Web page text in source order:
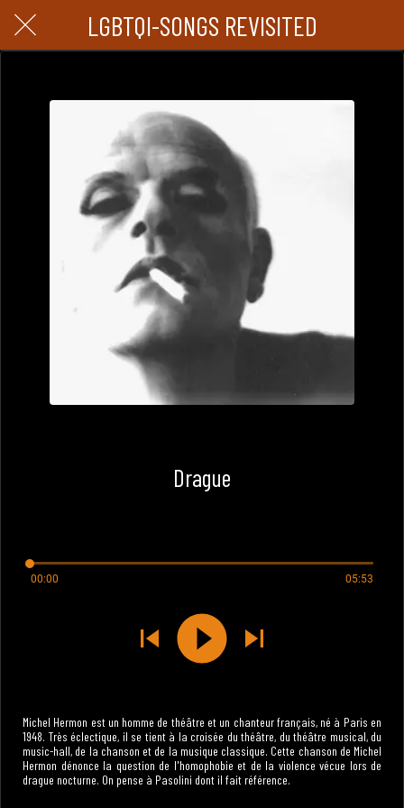
LGBTQI-SONGS REVISITED
Drague
00:00 05:53
Michel Hermon est un homme de théâtre et un chanteur français, né à Paris en
1948. Très éclectique, il se tient à la croisée du théâtre, du théâtre musical, du
music-hall, de la chanson et de la musique classique. Cette chanson de Michel
Hermon dénonce la question de l'homophobie et de la violence vécue lors de
drague nocturne. On pense à Pasolini dont il fait référence.